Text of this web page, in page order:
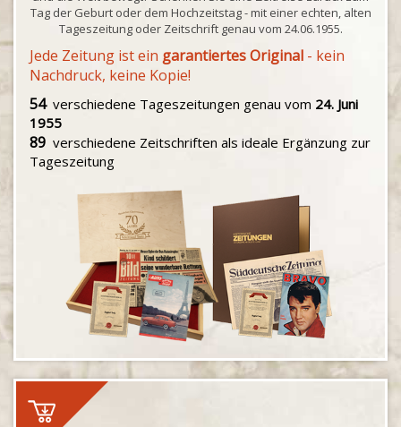
Tag der Geburt oder dem Hochzeitstag - mit einer echten, alten
Tageszeitung oder Zeitschrift genau vom 24.06.1955.
Jede Zeitung ist ein garantiertes Original - kein
Nachdruck, keine Kopie!
54verschiedene Tageszeitungen genau vom 24. Juni
1955
89 verschiedene Zeitschriften als ideale Ergänzung zur
Tageszeitung